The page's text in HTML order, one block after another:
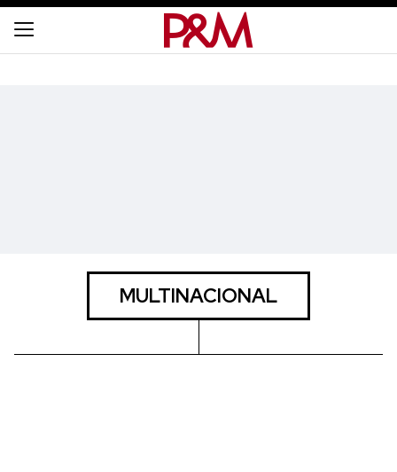
MULTINACIONAL